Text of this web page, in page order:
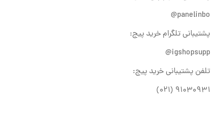
panelinbo@
پشتیبانی تلگرام خرید پیج:
igshopsupp@
تلفن پشتیبانی خرید پیج:
۹۱۰۳۰۹۳۱ (۰۲۱)